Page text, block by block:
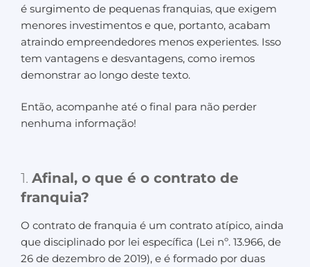
é surgimento de pequenas franquias, que exigem
menores investimentos e que, portanto, acabam
atraindo empreendedores menos experientes. Isso
tem vantagens e desvantagens, como iremos
demonstrar ao longo deste texto.
Então, acompanhe até o final para não perder
nenhuma informação!
1. Afinal, o que é o contrato de
franquia?
O contrato de franquia é um contrato atípico, ainda
que disciplinado por lei específica (Lei nº. 13.966, de
26 de dezembro de 2019), e é formado por duas